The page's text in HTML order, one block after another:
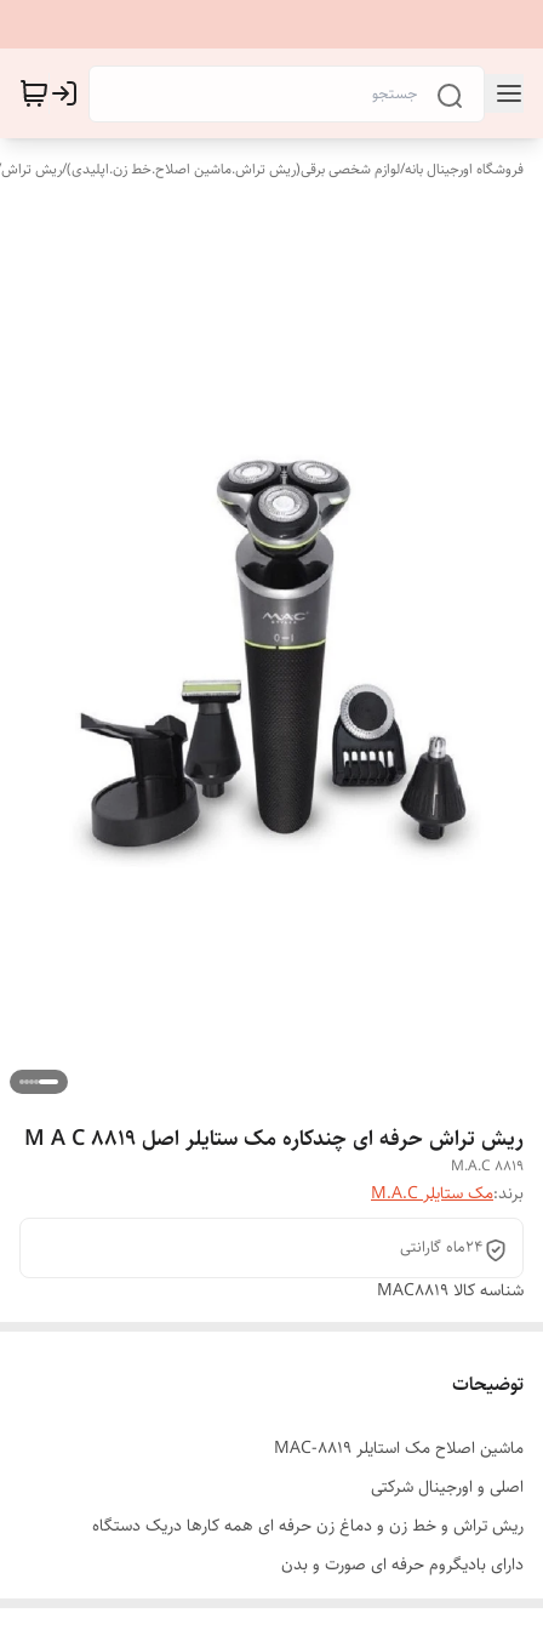
فروشگاه اورجینال بانه/لوازم شخصی برقی(ریش تراش.ماشین اصلاح.خط زن.اپلیدی)/ریش تراش
ریش تراش حرفه ای چندکاره مک ستایلر اصل M A C 8819
M.A.C 8819
برند:مک ستایلر M.A.C
24ماه گارانتی
شناسه کالا MAC8819
توضیحات
ماشین اصلاح مک استایلر MAC-8819
اصلی و اورجینال شرکتی
ریش تراش و خط زن و دماغ زن حرفه ای همه کارها دریک دستگاه
دارای بادیگروم حرفه ای صورت و بدن